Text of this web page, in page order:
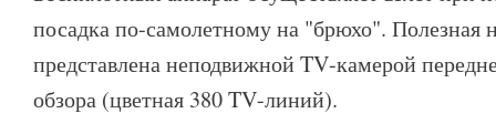
посадка по-самолетному на "брюхо". Полезная
представлена неподвижной TV-камерой
обзора (цветная 380 TV-линий).